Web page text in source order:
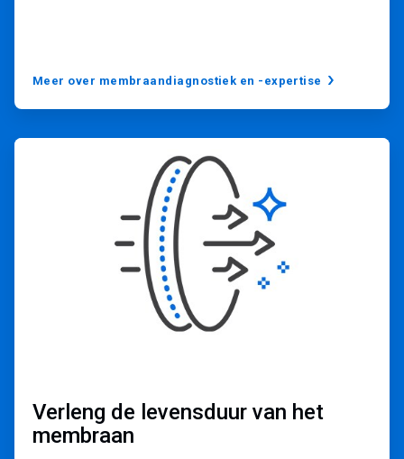
Meer over membraandiagnostiek en -expertise
A
Verleng de levensduur van het
membraan